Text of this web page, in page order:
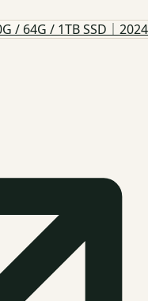
/ 64G / 1TB SSD｜2024